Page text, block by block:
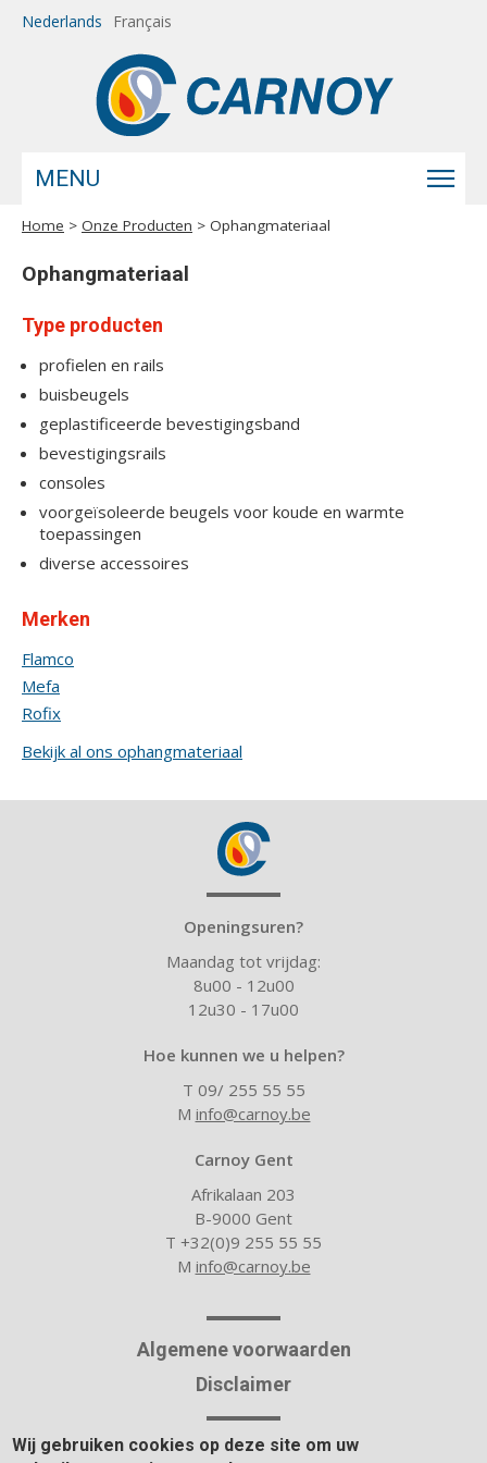
Overslaan en naar de inhoud gaan
Nederlands Français
MENU
U bent hier
Home > Onze Producten > Ophangmateriaal
Ophangmateriaal
Type producten
profielen en rails
buisbeugels
geplastificeerde bevestigingsband
bevestigingsrails
consoles
voorgeïsoleerde beugels voor koude en warmte
toepassingen
diverse accessoires
Merken
Flamco
Mefa
Rofix
Bekijk al ons ophangmateriaal
Openingsuren?
Maandag tot vrijdag:
8u00 - 12u00
12u30 - 17u00
Hoe kunnen we u helpen?
T 09/ 255 55 55
M info@carnoy.be
Carnoy Gent
Afrikalaan 203
B-9000 Gent
T +32(0)9 255 55 55
M info@carnoy.be
Algemene voorwaarden
Disclaimer
Over Carnoy
Wij gebruiken cookies op deze site om uw